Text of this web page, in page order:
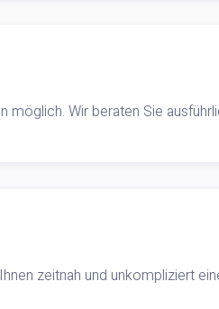
möglich. Wir beraten Sie
zeitnah und unkompliziert